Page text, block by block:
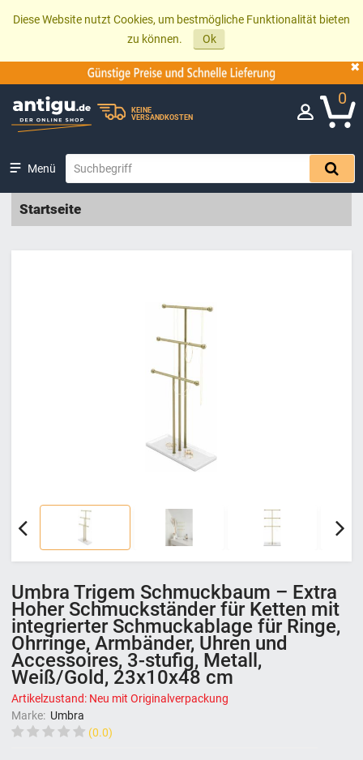
Diese Website nutzt Cookies, um bestmögliche Funktionalität bieten
zu können.
Ok
KEINE
VERSANDKOSTEN
0
Menü
Startseite
Umbra Trigem Schmuckbaum – Extra
Hoher Schmuckständer für Ketten mit
integrierter Schmuckablage für Ringe,
Ohrringe, Armbänder, Uhren und
Accessoires, 3-stufig, Metall,
Weiß/Gold, 23x10x48 cm
Artikelzustand: Neu mit Originalverpackung
Marke: Umbra
(0.0)